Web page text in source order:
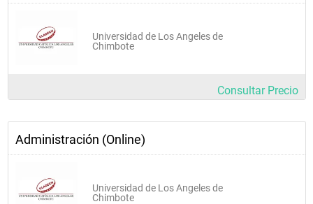
Universidad de Los Angeles de
Chimbote
Consultar Precio
Administración (Online)
Universidad de Los Angeles de
Chimbote